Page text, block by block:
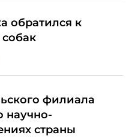
обратился к
филиала
научно-
страны